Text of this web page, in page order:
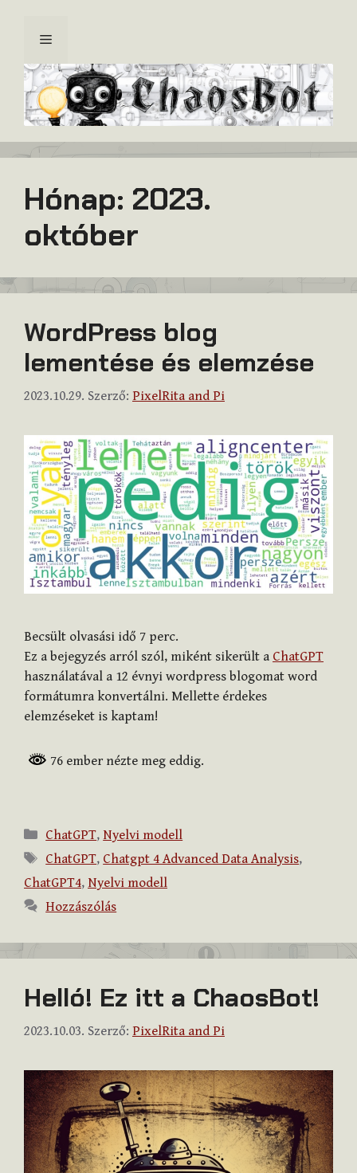
tartalomba
Menü
Hónap: 2023.
október
WordPress blog
lementése és elemzése
2023.10.29. Szerző: PixelRita and Pi
Becsült olvasási idő 7 perc.
Ez a bejegyzés arról szól, miként sikerült a ChatGPT
használatával a 12 évnyi wordpress blogomat word
formátumra konvertálni. Mellette érdekes
elemzéseket is kaptam!
76 ember nézte meg eddig.
Kategória
ChatGPT, Nyelvi modell
Címkék
ChatGPT, Chatgpt 4 Advanced Data Analysis,
ChatGPT4, Nyelvi modell
Hozzászólás
Helló! Ez itt a ChaosBot!
2023.10.03. Szerző: PixelRita and Pi